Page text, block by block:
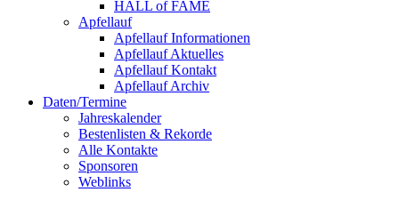
HALL of FAME
Apfellauf
Apfellauf Informationen
Apfellauf Aktuelles
Apfellauf Kontakt
Apfellauf Archiv
Daten/Termine
Jahreskalender
Bestenlisten & Rekorde
Alle Kontakte
Sponsoren
Weblinks